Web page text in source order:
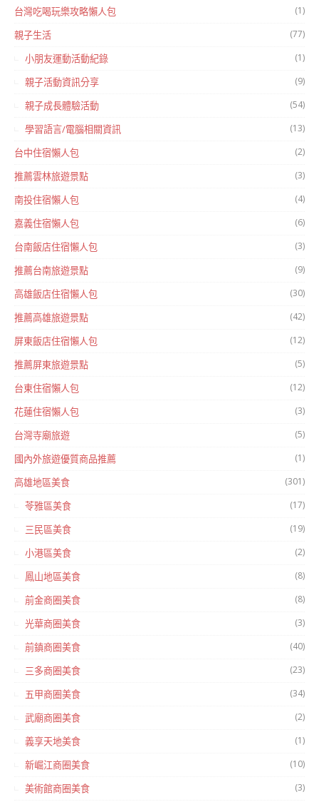
台灣吃喝玩樂攻略懶人包 (1)
親子生活 (77)
小朋友運動活動紀錄 (1)
親子活動資訊分享 (9)
親子成長體驗活動 (54)
學習語言/電腦相關資訊 (13)
台中住宿懶人包 (2)
推薦雲林旅遊景點 (3)
南投住宿懶人包 (4)
嘉義住宿懶人包 (6)
台南飯店住宿懶人包 (3)
推薦台南旅遊景點 (9)
高雄飯店住宿懶人包 (30)
推薦高雄旅遊景點 (42)
屏東飯店住宿懶人包 (12)
推薦屏東旅遊景點 (5)
台東住宿懶人包 (12)
花蓮住宿懶人包 (3)
台灣寺廟旅遊 (5)
國內外旅遊優質商品推薦 (1)
高雄地區美食 (301)
苓雅區美食 (17)
三民區美食 (19)
小港區美食 (2)
鳳山地區美食 (8)
前金商圈美食 (8)
光華商圈美食 (3)
前鎮商圈美食 (40)
三多商圈美食 (23)
五甲商圈美食 (34)
武廟商圈美食 (2)
義享天地美食 (1)
新崛江商圈美食 (10)
美術館商圈美食 (3)